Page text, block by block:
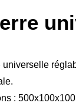
universelle
: